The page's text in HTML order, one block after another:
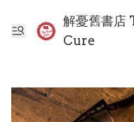
解憂舊書店
Cure